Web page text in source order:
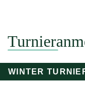
WINTER